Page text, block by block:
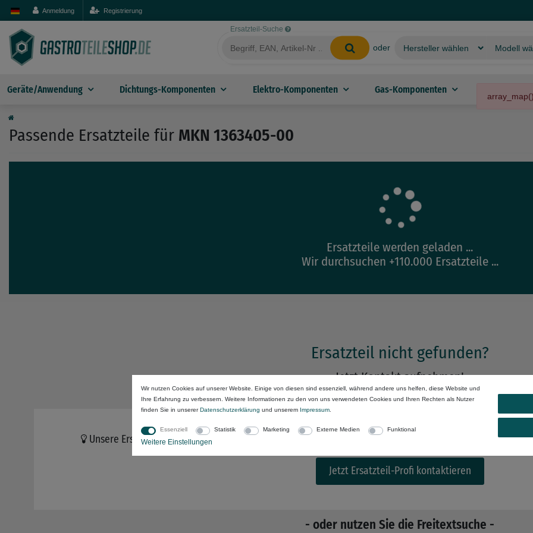
Anmeldung Registrierung
Ersatzteil-Suche
oder
Geräte/Anwendung Dichtungs-Komponenten Elektro-Komponenten Gas-Komponenten
Passende Ersatzteile für MKN 1363405-00
Ersatzteile werden geladen ...
Wir durchsuchen +110.000 Ersatzteile ...
Ersatzteil nicht gefunden?
Jetzt Kontakt aufnehmen!
Unsere Ersatzteil-Profis haben intern eine noch größere Auswahl an Gastronomie-Ersatzteilen.
Jetzt Ersatzteil-Profi kontaktieren
- oder nutzen Sie die Freitextsuche -
Wir nutzen Cookies auf unserer Website. Einige von diesen sind essenziell, während andere uns helfen, diese Website und
Ihre Erfahrung zu verbessern. Weitere Informationen zu den von uns verwendeten Cookies und Ihren Rechten als Nutzer
finden Sie in unsererDaten­schutz­erklärung und unserem Impressum
Essenziell Statistik Marketing Externe Medien Funktional
Weitere Einstellungen